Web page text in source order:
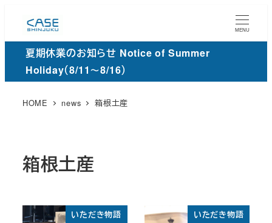
ン
MENU
夏期休業のお知らせ Notice of Summer
Holiday（8/11～8/16）
HOME news 箱根土産
箱根土産
いただき物語 いただき物語